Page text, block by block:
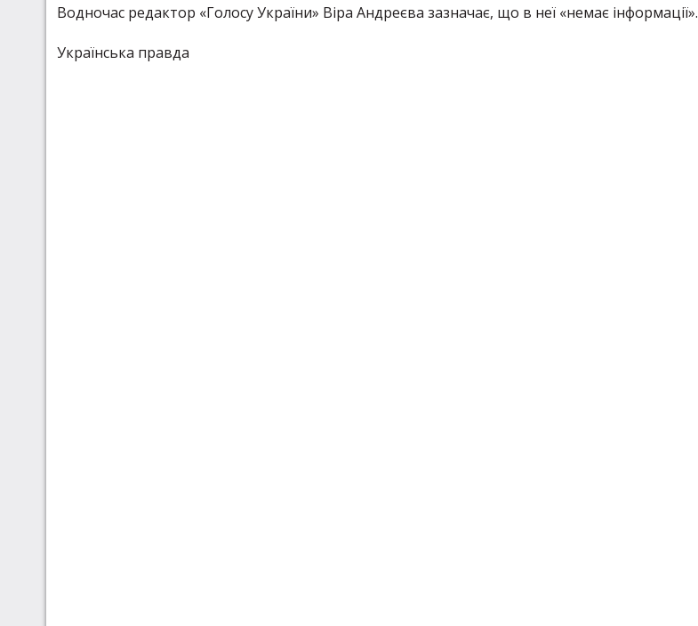
Водночас редактор «Голосу України» Віра Андреєва зазначає, що в неї «немає інформації».
Українська правда